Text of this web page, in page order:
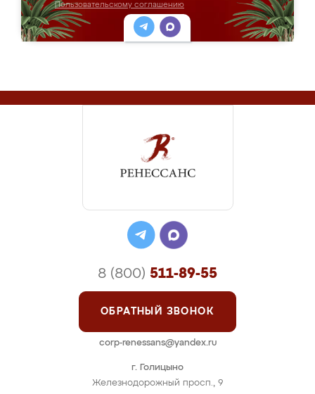
Пользовательскому соглашению
г. Голицыно
Железнодорожный просп., 9
8 (800) 511-89-55
ОБРАТНЫЙ ЗВОНОК
corp-renessans@yandex.ru